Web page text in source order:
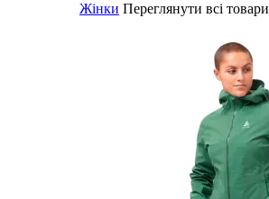
Жінки Переглянути всі товари